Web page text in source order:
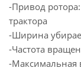
-Привод
трактора
-Ширина
-Частота
-Максимальная